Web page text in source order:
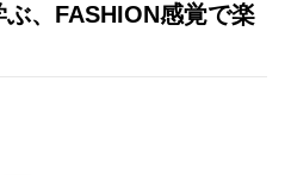
、FASHION感覚で楽